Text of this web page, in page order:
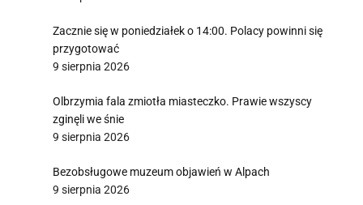
Zacznie się w poniedziałek o 14:00. Polacy powinni się
przygotować
9 sierpnia 2026
Olbrzymia fala zmiotła miasteczko. Prawie wszyscy
zginęli we śnie
9 sierpnia 2026
Bezobsługowe muzeum objawień w Alpach
9 sierpnia 2026